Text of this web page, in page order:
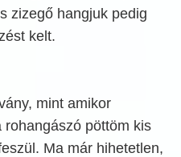
zizegő hangjuk pedig
kelt.
mint amikor
pöttöm kis
Ma már hihetetlen,